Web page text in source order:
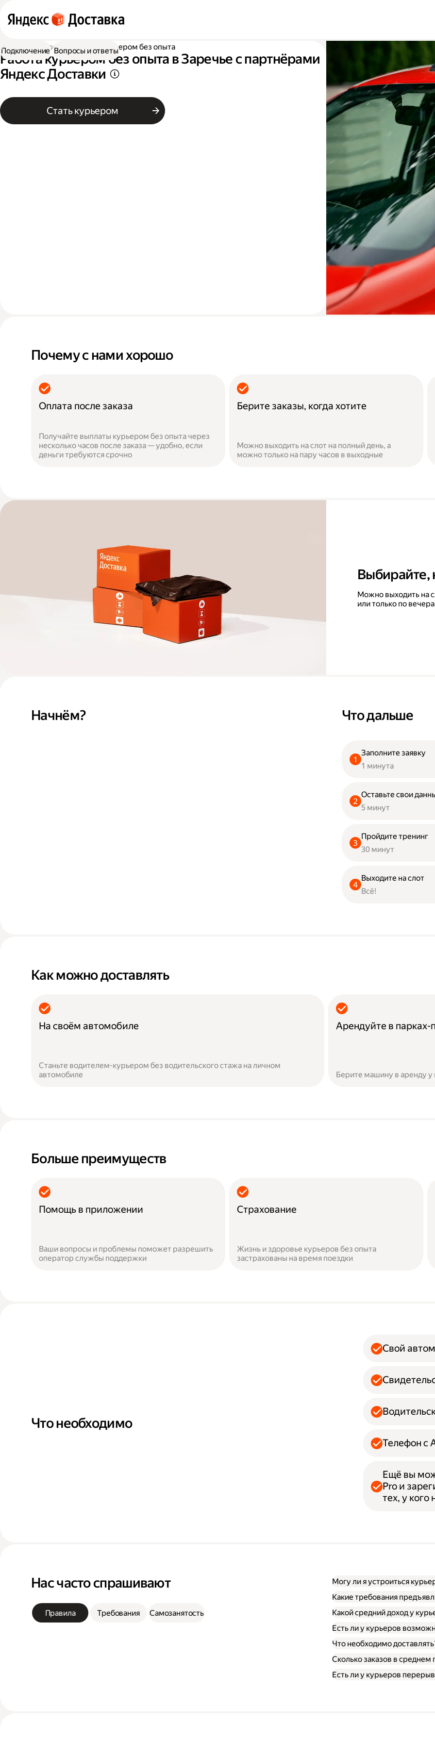
Работа курьером Работа курьером без опыта
Работа курьером без опыта в Заречье с партнёрами
Яндекс Доставки
Стать курьером
Подключение Вопросы и ответы
Почему с нами хорошо
Оплата после заказа
Получайте выплаты курьером без опыта через
несколько часов после заказа — удобно, если
деньги требуются срочно
Берите заказы, когда хотите
Можно выходить на слот на полный день, а
можно только на пару часов в выходные
Выбирайте,
Можно выходить на
или только по
Начнём? Что дальше
Заполните заявку
1 минута
Оставьте свои
5 минут
Пройдите тренинг
30 минут
Выходите на слот
Всё!
Как можно доставлять
На своём автомобиле
Станьте водителем-курьером без водительского стажа на личном
автомобиле
Арендуйте в парках-
Берите машину в аренду у
Больше преимуществ
Помощь в приложении
Ваши вопросы и проблемы поможет разрешить
оператор службы поддержки
Страхование
Жизнь и здоровье курьеров без опыта
застрахованы на время поездки
Что необходимо
Свой
Телефон с
Ещё вы
Pro и
тех, у
Нас часто спрашивают
Правила Требования Самозанятость
Могу ли я устроиться
Какие требования
Какой средний доход у
Есть ли у курьеров
Что необходимо
Сколько заказов в среднем
Есть ли у курьеров